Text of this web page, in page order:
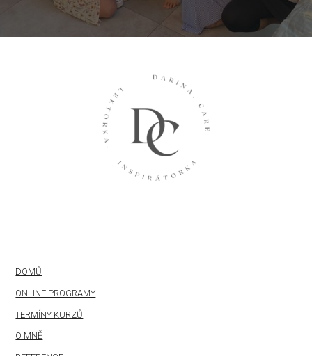
DOMŮ
ONLINE PROGRAMY
TERMÍNY KURZŮ
O MNĚ